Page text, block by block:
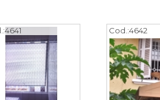
4641 Cod.:4642